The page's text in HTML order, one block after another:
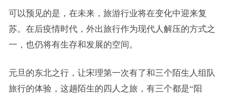
可以预见的是，在未来，旅游行业将在变化中迎来复
苏。在后疫情时代，外出旅行作为现代人解压的方式之
一，也仍将有生存和发展的空间。
元旦的东北之行，让宋理第一次有了和三个陌生人组队
旅行的体验，这趟陌生的四人之旅，有三个都是“阳